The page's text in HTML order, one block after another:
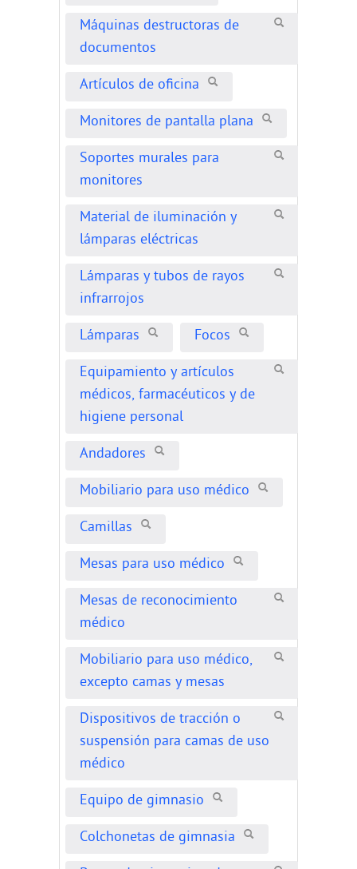
Máquinas destructoras de
documentos
Artículos de oficina
Monitores de pantalla plana
Soportes murales para
monitores
Material de iluminación y
lámparas eléctricas
Lámparas y tubos de rayos
infrarrojos
Lámparas Focos
Equipamiento y artículos
médicos, farmacéuticos y de
higiene personal
Andadores
Mobiliario para uso médico
Camillas
Mesas para uso médico
Mesas de reconocimiento
médico
Mobiliario para uso médico,
excepto camas y mesas
Dispositivos de tracción o
suspensión para camas de uso
médico
Equipo de gimnasio
Colchonetas de gimnasia